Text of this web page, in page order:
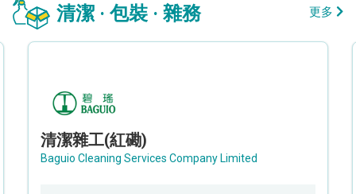
清潔 · 包裝 · 雜務 更多
清潔雜工(紅磡)
Baguio Cleaning Services Company Limited